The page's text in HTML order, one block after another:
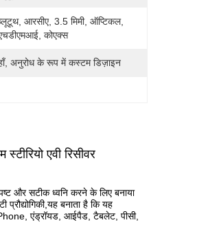
आरसीए, 3.5 मिमी, ऑप्टिकल,
कोएक्स
अनुरोध के रूप में कस्टम डिज़ाइन
एवी रिसीवर
और सटीक ध्वनि करने के लिए बनाया
बनाता है कि यह
एंड्रॉयड, आईपैड, टैबलेट, पीसी,